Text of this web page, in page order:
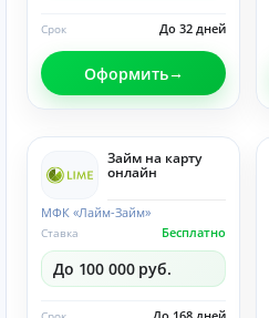
До 32 дней
Срок
Оформить
Займ на карту
онлайн
МФК «Лайм-Займ»
Бесплатно
Ставка
До 100 000 руб.